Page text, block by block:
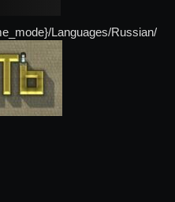
Languages/Russian/